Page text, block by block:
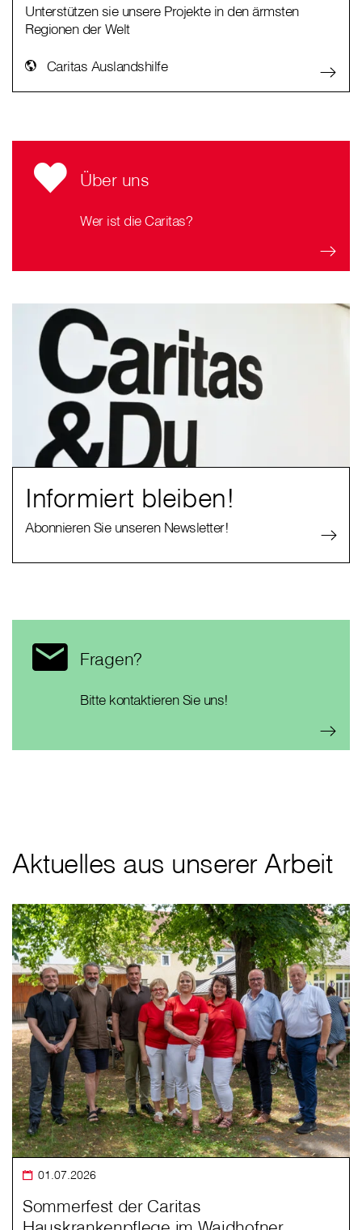
Unterstützen sie unsere Projekte in den ärmsten
Regionen der Welt
Caritas Auslandshilfe
Über uns
Wer ist die Caritas?
Informiert bleiben!
Abonnieren Sie unseren Newsletter!
Fragen?
Bitte kontaktieren Sie uns!
Aktuelles aus unserer Arbeit
01.07.2026
Sommerfest der Caritas